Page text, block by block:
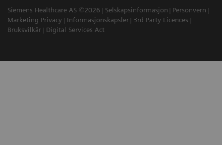
Siemens Healthcare AS ©2026 Selskapsinformasjon
Personvern
Marketing Privacy
Informasjonskapsler
3rd Party Licences
Bruksvilkår
Digital Services Act